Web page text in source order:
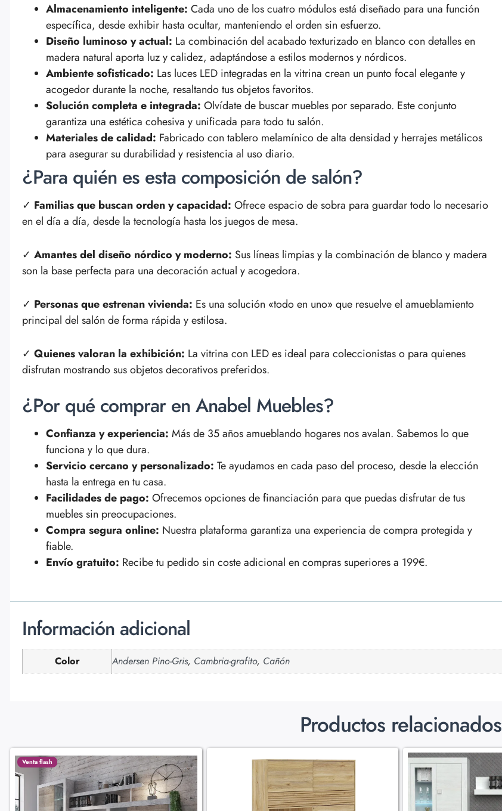
Almacenamiento inteligente: Cada uno de los cuatro módulos está diseñado para una función
específica, desde exhibir hasta ocultar, manteniendo el orden sin esfuerzo.
Diseño luminoso y actual: La combinación del acabado texturizado en blanco con detalles en
madera natural aporta luz y calidez, adaptándose a estilos modernos y nórdicos.
Ambiente sofisticado: Las luces LED integradas en la vitrina crean un punto focal elegante y
acogedor durante la noche, resaltando tus objetos favoritos.
Solución completa e integrada: Olvídate de buscar muebles por separado. Este conjunto
garantiza una estética cohesiva y unificada para todo tu salón.
Materiales de calidad: Fabricado con tablero melamínico de alta densidad y herrajes metálicos
para asegurar su durabilidad y resistencia al uso diario.
¿Para quién es esta composición de salón?
✓ Familias que buscan orden y capacidad: Ofrece espacio de sobra para guardar todo lo necesario
en el día a día, desde la tecnología hasta los juegos de mesa.
✓ Amantes del diseño nórdico y moderno: Sus líneas limpias y la combinación de blanco y madera
son la base perfecta para una decoración actual y acogedora.
✓ Personas que estrenan vivienda: Es una solución «todo en uno» que resuelve el amueblamiento
principal del salón de forma rápida y estilosa.
✓ Quienes valoran la exhibición: La vitrina con LED es ideal para coleccionistas o para quienes
disfrutan mostrando sus objetos decorativos preferidos.
¿Por qué comprar en Anabel Muebles?
Confianza y experiencia: Más de 35 años amueblando hogares nos avalan. Sabemos lo que
funciona y lo que dura.
Servicio cercano y personalizado: Te ayudamos en cada paso del proceso, desde la elección
hasta la entrega en tu casa.
Facilidades de pago: Ofrecemos opciones de financiación para que puedas disfrutar de tus
muebles sin preocupaciones.
Compra segura online: Nuestra plataforma garantiza una experiencia de compra protegida y
fiable.
Envío gratuito: Recibe tu pedido sin coste adicional en compras superiores a 199€.
Información adicional
Color Andersen Pino-Gris, Cambria-grafito, Cañón
Productos relacionados
Venta flash